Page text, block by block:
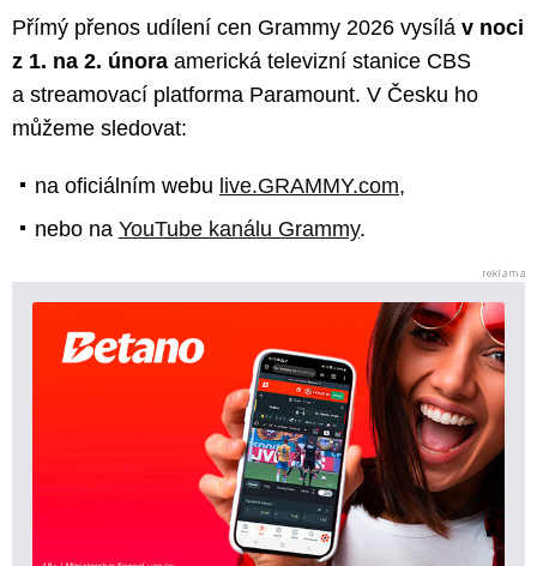
Přímý přenos udílení cen Grammy 2026 vysílá v noci
z 1. na 2. února americká televizní stanice CBS
a streamovací platforma Paramount. V Česku ho
můžeme sledovat:
na oficiálním webu live.GRAMMY.com,
nebo na YouTube kanálu Grammy.